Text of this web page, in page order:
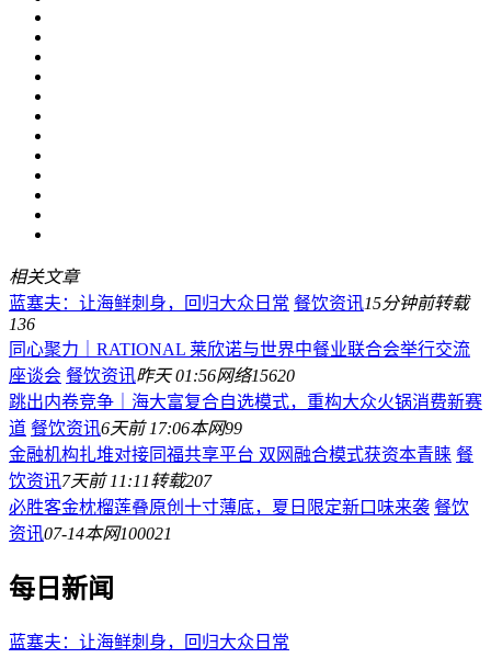
相关文章
蓝塞夫：让海鲜刺身，回归大众日常 餐饮资讯15分钟前转载
136
同心聚力｜RATIONAL 莱欣诺与世界中餐业联合会举行交流
座谈会 餐饮资讯昨天 01:56网络15620
跳出内卷竞争｜海大富复合自选模式，重构大众火锅消费新赛
道 餐饮资讯6天前 17:06本网99
金融机构扎堆对接同福共享平台 双网融合模式获资本青睐 餐
饮资讯7天前 11:11转载207
必胜客金枕榴莲叠原创十寸薄底，夏日限定新口味来袭 餐饮
资讯07-14本网100021
每日新闻
蓝塞夫：让海鲜刺身，回归大众日常